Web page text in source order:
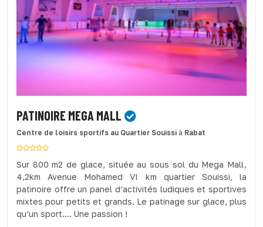
PATINOIRE MEGA MALL
Centre de loisirs sportifs au Quartier Souissi à Rabat
Sur 800 m2 de glace, située au sous sol du Mega Mall,
4,2km Avenue Mohamed VI km quartier Souissi, la
patinoire offre un panel d’activités ludiques et sportives
mixtes pour petits et grands. Le patinage sur glace, plus
qu’un sport…. Une passion !